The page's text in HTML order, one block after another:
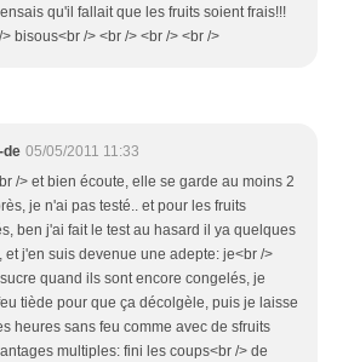
qu'il fallait que les fruits soient frais!!!
bisous<br /> <br /> <br /> <br />
de 05/05/2011 11:33
/> et bien écoute, elle se garde au moins 2
je n'ai pas testé.. et pour les fruits
ben j'ai fait le test au hasard il ya quelques
et j'en suis devenue une adepte: je<br />
quand ils sont encore congelés, je
tiède pour que ça décolgèle, puis je laisse
heures sans feu comme avec de sfruits
multiples: fini les coups<br /> de